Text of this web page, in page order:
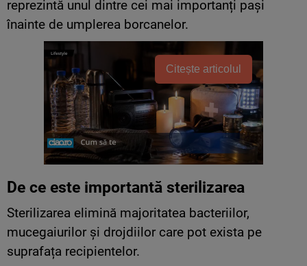
reprezintă unul dintre cei mai importanți pași
înainte de umplerea borcanelor.
Citește articolul
De ce este importantă sterilizarea
Sterilizarea elimină majoritatea bacteriilor,
mucegaiurilor și drojdiilor care pot exista pe
suprafața recipientelor.